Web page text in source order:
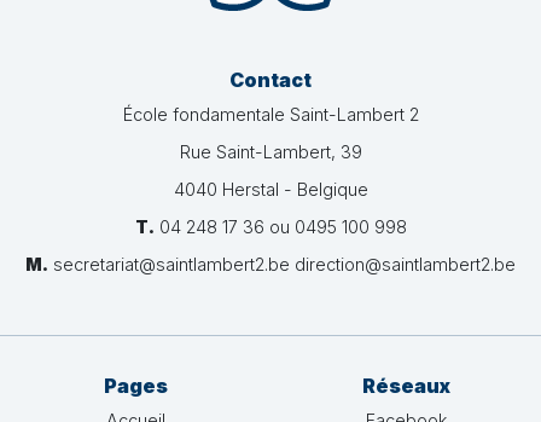
Contact
École fondamentale Saint-Lambert 2
Rue Saint-Lambert, 39
4040 Herstal - Belgique
T. 04 248 17 36 ou 0495 100 998
M. secretariat@saintlambert2.be direction@saintlambert2.be
Pages Réseaux